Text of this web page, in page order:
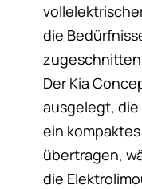
die
Der Kia
ausgelegt, die
ein
übertragen,
die